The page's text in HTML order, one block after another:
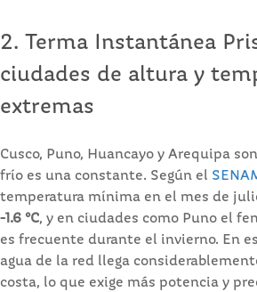
2. Terma Instantánea
ciudades de altura y
extremas
Cusco, Puno, Huancayo y Arequipa
frío es una constante. Según el
temperatura mínima en el mes de
-1.6 °C, y en ciudades como Puno el
es frecuente durante el invierno. En
agua de la red llega
costa, lo que exige más potencia y